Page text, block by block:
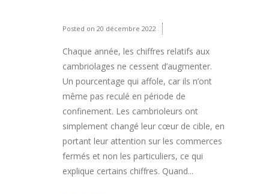
Posted on 20 décembre 2022
Chaque année, les chiffres relatifs aux
cambriolages ne cessent d’augmenter.
Un pourcentage qui affole, car ils n’ont
même pas reculé en période de
confinement. Les cambrioleurs ont
simplement changé leur cœur de cible, en
portant leur attention sur les commerces
fermés et non les particuliers, ce qui
explique certains chiffres. Quand...